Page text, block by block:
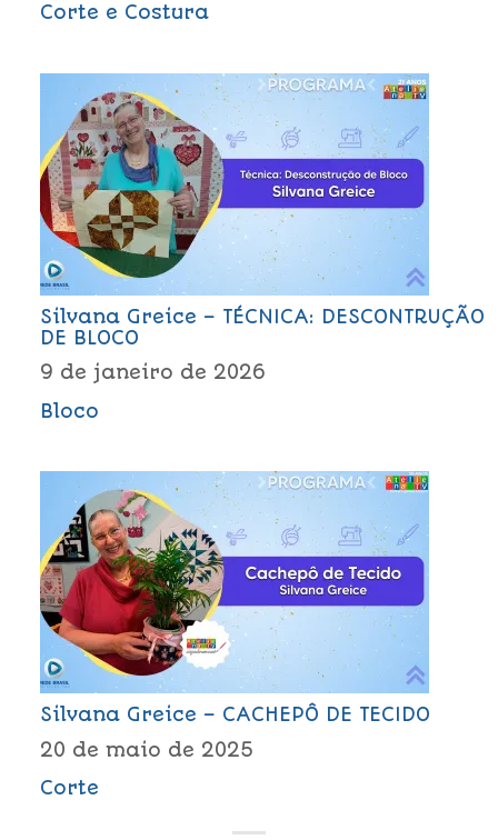
Corte e Costura
Silvana Greice – TÉCNICA: DESCONTRUÇÃO
DE BLOCO
9 de janeiro de 2026
Bloco
Silvana Greice – CACHEPÔ DE TECIDO
20 de maio de 2025
Corte